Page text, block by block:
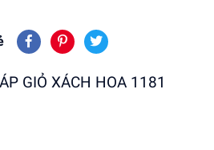
GIỎ XÁCH HOA 1181